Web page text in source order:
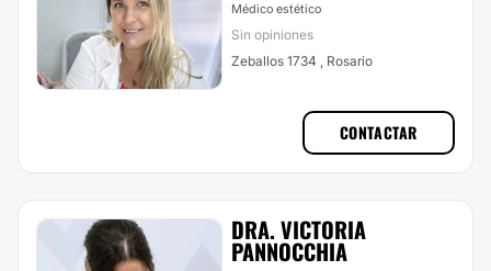
Médico estético
Sin opiniones
Zeballos 1734 , Rosario
CONTACTAR
DRA. VICTORIA
PANNOCCHIA